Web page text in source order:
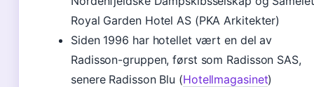
Royal Garden Hotel AS (PKA Arkitekter)
Siden 1996 har hotellet vært en del av
Radisson-gruppen, først som Radisson SAS,
senere Radisson Blu (Hotellmagasinet)